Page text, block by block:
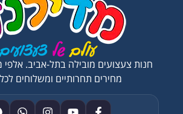
חנות צעצועים מובילה בתל-אביב. אלפי
מחירים תחרותיים ומשלוחים